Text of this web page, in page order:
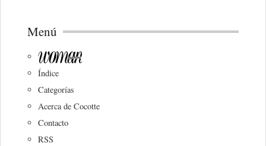
Menú
Índice
Categorías
Acerca de Cocotte
Contacto
RSS